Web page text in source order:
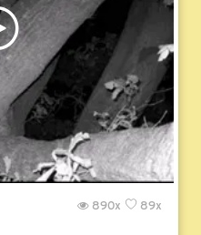
89x
890x